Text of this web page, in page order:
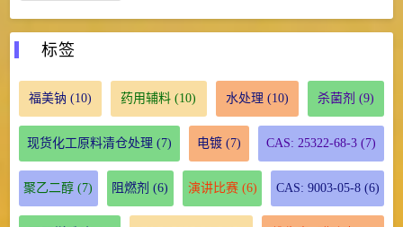
标签
福美钠 (10) 药用辅料 (10) 水处理 (10) 杀菌剂 (9)
现货化工原料清仓处理 (7) 电镀 (7) CAS: 25322-68-3 (7)
聚乙二醇 (7) 阻燃剂 (6) 演讲比赛(6) CAS: 9003-05-8(6)